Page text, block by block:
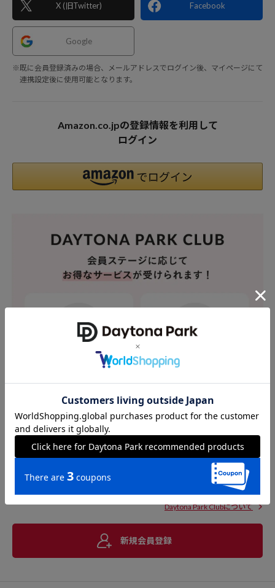
X (旧Twitter) Facebook
Google
※既に会員登録済みの場合、メールアドレスでログイン後、マイページにて
連携設定後に使用可能となります。
Amazon.co.jpの登録情報を利用して
ログイン
Daytona Park Clubについて
新規会員登録